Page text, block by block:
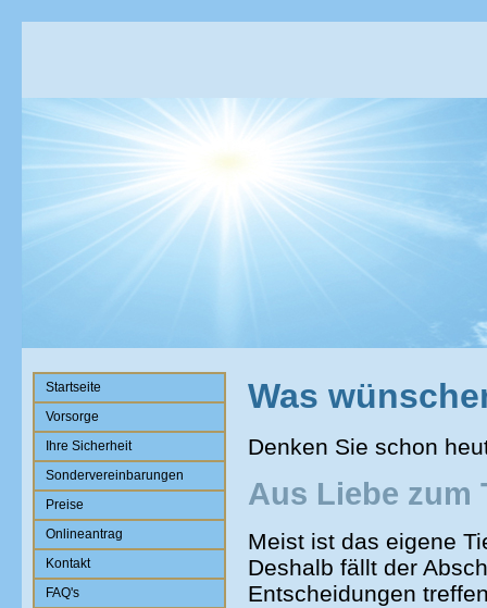
Startseite
Vorsorge
Ihre Sicherheit
Sondervereinbarungen
Preise
Onlineantrag
Kontakt
FAQ's
Was
Denken Sie schon
Aus Liebe zum
Meist ist das eigene
Deshalb fällt der
Entscheidungen